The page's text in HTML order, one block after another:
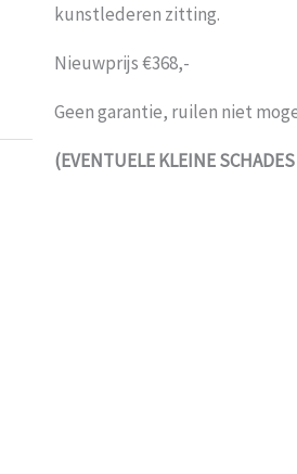
Prima
-Turnhout- 3 maart 2026
kunstlederen zitting.
Nieuwprijs €368,-
Geen garantie, ruilen niet
(EVENTUELE KLEINE